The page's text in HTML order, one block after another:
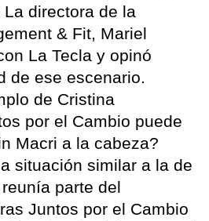
directora de la
& Fit, Mariel
La Tecla y opinó
de ese escenario.
de Cristina
por el Cambio puede
Macri a la cabeza?
situación similar a la de
parte del
Juntos por el Cambio